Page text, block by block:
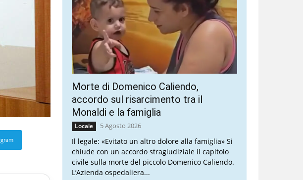
Morte di Domenico Caliendo,
accordo sul risarcimento tra il
Monaldi e la famiglia
Locale 5 Agosto 2026
Il legale: «Evitato un altro dolore alla famiglia» Si
chiude con un accordo stragiudiziale il capitolo
civile sulla morte del piccolo Domenico Caliendo.
L’Azienda ospedaliera...